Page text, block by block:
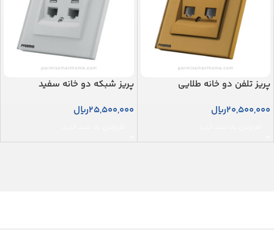
پریز تلفن دو خانه طلایی
20,500,000ریال
پریز شبکه دو خانه سفید
25,500,000ریال